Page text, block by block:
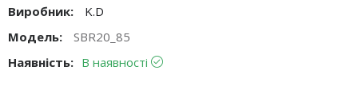
Виробник:
K.D
Модель:
SBR20_85
Наявність: В наявності